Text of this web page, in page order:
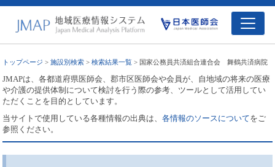
トップページ >施設別検索 >検索結果一覧 > 国家公務員共済組合連合会 舞鶴共済病院
JMAPは、各都道府県医師会、郡市区医師会や会員が、自地域の将来の医療
や介護の提供体制について検討を行う際の参考、ツールとして活用してい
ただくことを目的としています。
当サイトで使用している各種情報の出典は、各情報のソースについてをご
参照ください。